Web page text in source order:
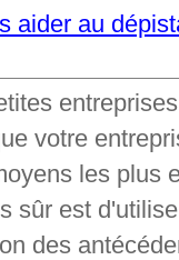
aider au
votre
les plus
sûr est
des